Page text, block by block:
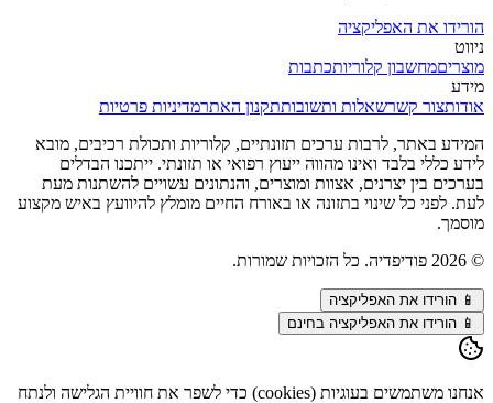
הורידו את האפליקציה
ניווט
מוצריםמחשבון קלוריותכתבות
מידע
אודותצור קשרשאלות ותשובותתקנון האתרמדיניות פרטיות
המידע באתר, לרבות ערכים תזונתיים, קלוריות ותכולת רכיבים, מובא
לידע כללי בלבד ואינו מהווה ייעוץ רפואי או תזונתי. ייתכנו הבדלים
בערכים בין יצרנים, אצוות ומוצרים, והנתונים עשויים להשתנות מעת
לעת. לפני כל שינוי בתזונה או באורח החיים מומלץ להיוועץ באיש מקצוע
מוסמך.
©
2026 פודיפדיה. כל הזכויות שמורות.
📱 הורידו את האפליקציה
📱 הורידו את האפליקציה בחינם
אנחנו משתמשים בעוגיות (cookies) כדי לשפר את חוויית הגלישה ולנתח